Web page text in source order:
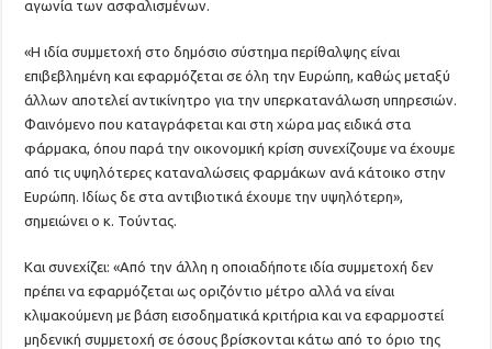
αγωνία των ασφαλισμένων.
«Η ιδία συμμετοχή στο δημόσιο σύστημα περίθαλψης είναι
επιβεβλημένη και εφαρμόζεται σε όλη την Ευρώπη, καθώς μεταξύ
άλλων αποτελεί αντικίνητρο για την υπερκατανάλωση υπηρεσιών.
Φαινόμενο που καταγράφεται και στη χώρα μας ειδικά στα
φάρμακα, όπου παρά την οικονομική κρίση συνεχίζουμε να έχουμε
από τις υψηλότερες καταναλώσεις φαρμάκων ανά κάτοικο στην
Ευρώπη. Ιδίως δε στα αντιβιοτικά έχουμε την υψηλότερη»,
σημειώνει ο κ. Τούντας.
Και συνεχίζει: «Από την άλλη η οποιαδήποτε ιδία συμμετοχή δεν
πρέπει να εφαρμόζεται ως οριζόντιο μέτρο αλλά να είναι
κλιμακούμενη με βάση εισοδηματικά κριτήρια και να εφαρμοστεί
μηδενική συμμετοχή σε όσους βρίσκονται κάτω από το όριο της